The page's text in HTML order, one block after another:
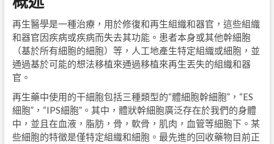
再生醫學是一種治療，用於修復和再生組織和器官，這些組織
和器官因疾病或疾病而失去其功能。患者本身或其他幹細胞
（基於所有細胞的細胞）等，人工地產生特定組織或細胞，並
通過基於可能的想法移植來通過移植來再生丟失的組織和器
官。
再生藥中使用的干細胞包括三種類型的“體細胞幹細胞”，“ES
細胞”，“IPS細胞”。其中，體狀幹細胞廣泛存在於我們的身體
中，並且在血液，脂肪，骨，軟骨，肌肉，血管等細胞下。某
些細胞的特徵是僅特定組織和細胞。最先進的回收藥物目前正